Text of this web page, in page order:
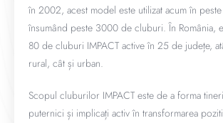
în 2002, acest model este utilizat acum în
însumând peste 3000 de cluburi. În România,
80 de cluburi IMPACT active în 25 de județe,
rural, cât și urban.
Scopul cluburilor IMPACT este de a forma
puternici și implicați activ în transformarea